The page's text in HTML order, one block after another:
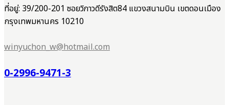
ที่อยู่: 39/200-201 ซอยวิภาวดีรังสิต84 แขวงสนามบิน เขตดอนเมือง
กรุงเทพมหานคร 10210
winyuchon_w@hotmail.com
0-2996-9471-3